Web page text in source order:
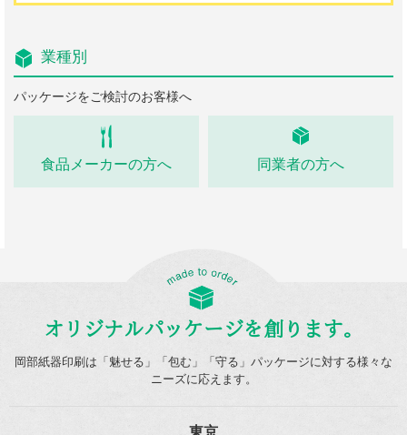
業種別
パッケージをご検討のお客様へ
食品メーカーの方へ 同業者の方へ
オリジナルパッケージを創ります。
岡部紙器印刷は「魅せる」「包む」「守る」パッケージに対する様々な
ニーズに応えます。
東京